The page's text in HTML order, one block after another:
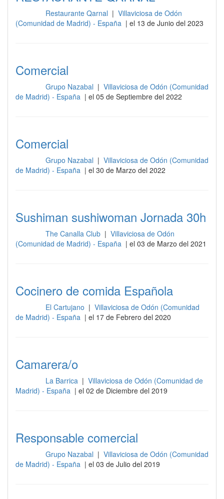
Restaurante Qarnal | Villaviciosa de Odón
(Comunidad de Madrid) - España | el 13 de Junio del 2023
Comercial
Grupo Nazabal | Villaviciosa de Odón (Comunidad
de Madrid) - España | el 05 de Septiembre del 2022
Comercial
Grupo Nazabal | Villaviciosa de Odón (Comunidad
de Madrid) - España | el 30 de Marzo del 2022
Sushiman sushiwoman Jornada 30h
The Canalla Club | Villaviciosa de Odón
(Comunidad de Madrid) - España | el 03 de Marzo del 2021
Cocinero de comida Española
El Cartujano | Villaviciosa de Odón (Comunidad
de Madrid) - España | el 17 de Febrero del 2020
Camarera/o
La Barrica | Villaviciosa de Odón (Comunidad de
Madrid) - España | el 02 de Diciembre del 2019
Responsable comercial
Grupo Nazabal | Villaviciosa de Odón (Comunidad
de Madrid) - España | el 03 de Julio del 2019